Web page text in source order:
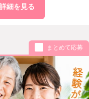
細を見る
まとめて応募